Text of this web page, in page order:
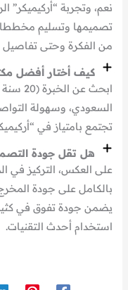
نعم، وتجربة “أركيميكر”
تصميمها وتسليم
من الفكرة وحتى تفاصيل
كيف أختار أفضل
ابحث
السعودي، وسهولة
تجتمع بامتياز في
هل تقل جودة
على العكس، التركيز في
بالكامل على جودة المخرج
يضمن جودة تفوق في كثير
استخدام أحدث التقنيات.